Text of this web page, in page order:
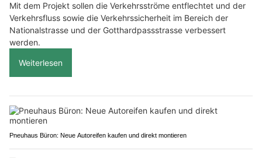
Mit dem Projekt sollen die Verkehrsströme entflechtet und der
Verkehrsfluss sowie die Verkehrssicherheit im Bereich der
Nationalstrasse und der Gotthardpassstrasse verbessert
werden.
Weiterlesen
Pneuhaus Büron: Neue Autoreifen kaufen und direkt montieren